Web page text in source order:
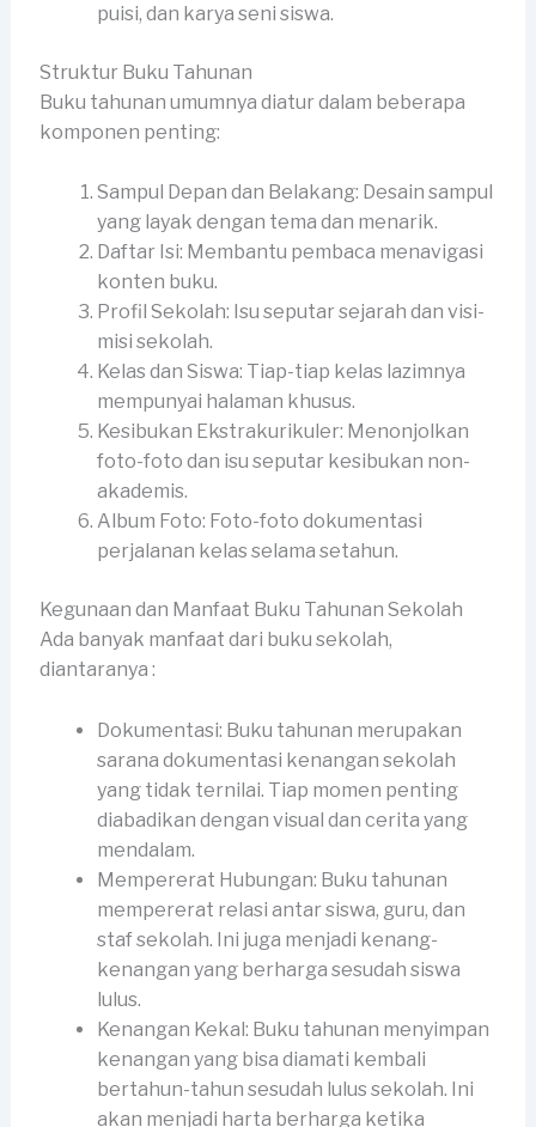
puisi, dan karya seni siswa.
Struktur Buku Tahunan
Buku tahunan umumnya diatur dalam beberapa
komponen penting:
Sampul Depan dan Belakang: Desain sampul
yang layak dengan tema dan menarik.
Daftar Isi: Membantu pembaca menavigasi
konten buku.
Profil Sekolah: Isu seputar sejarah dan visi-
misi sekolah.
Kelas dan Siswa: Tiap-tiap kelas lazimnya
mempunyai halaman khusus.
Kesibukan Ekstrakurikuler: Menonjolkan
foto-foto dan isu seputar kesibukan non-
akademis.
Album Foto: Foto-foto dokumentasi
perjalanan kelas selama setahun.
Kegunaan dan Manfaat Buku Tahunan Sekolah
Ada banyak manfaat dari buku sekolah,
diantaranya :
Dokumentasi: Buku tahunan merupakan
sarana dokumentasi kenangan sekolah
yang tidak ternilai. Tiap momen penting
diabadikan dengan visual dan cerita yang
mendalam.
Mempererat Hubungan: Buku tahunan
mempererat relasi antar siswa, guru, dan
staf sekolah. Ini juga menjadi kenang-
kenangan yang berharga sesudah siswa
lulus.
Kenangan Kekal: Buku tahunan menyimpan
kenangan yang bisa diamati kembali
bertahun-tahun sesudah lulus sekolah. Ini
akan menjadi harta berharga ketika